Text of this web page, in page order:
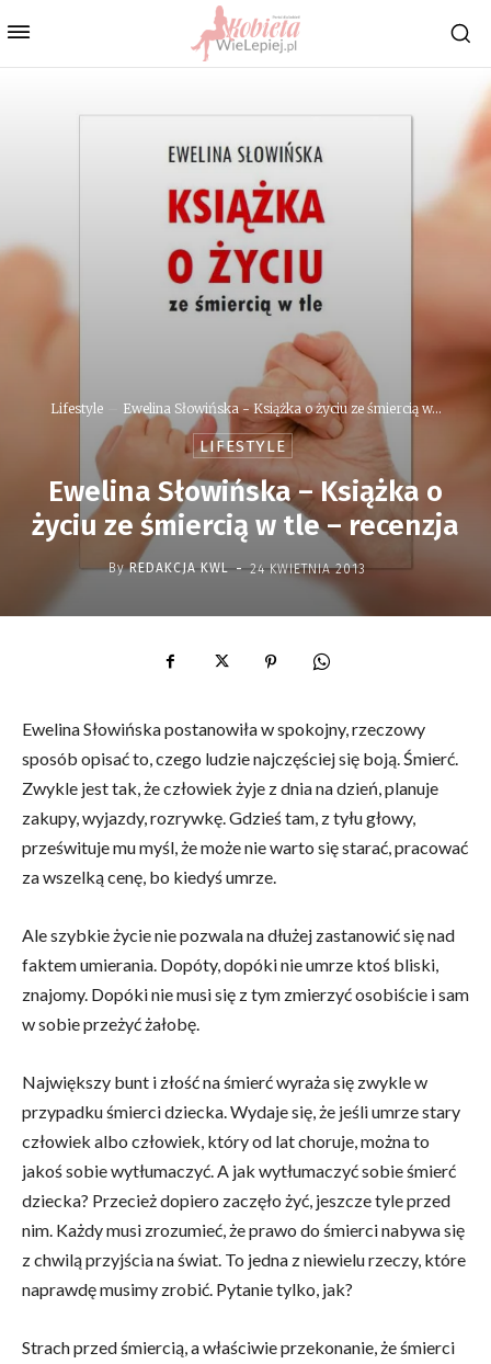
Lifestyle Ewelina Słowińska - Książka o życiu ze śmiercią w...
LIFESTYLE
Ewelina Słowińska – Książka o
życiu ze śmiercią w tle – recenzja
By REDAKCJA KWL - 24 KWIETNIA 2013
Ewelina Słowińska postanowiła w spokojny, rzeczowy
sposób opisać to, czego ludzie najczęściej się boją. Śmierć.
Zwykle jest tak, że człowiek żyje z dnia na dzień, planuje
zakupy, wyjazdy, rozrywkę. Gdzieś tam, z tyłu głowy,
prześwituje mu myśl, że może nie warto się starać, pracować
za wszelką cenę, bo kiedyś umrze.
Ale szybkie życie nie pozwala na dłużej zastanowić się nad
faktem umierania. Dopóty, dopóki nie umrze ktoś bliski,
znajomy. Dopóki nie musi się z tym zmierzyć osobiście i sam
w sobie przeżyć żałobę.
Największy bunt i złość na śmierć wyraża się zwykle w
przypadku śmierci dziecka. Wydaje się, że jeśli umrze stary
człowiek albo człowiek, który od lat choruje, można to
jakoś sobie wytłumaczyć. A jak wytłumaczyć sobie śmierć
dziecka? Przecież dopiero zaczęło żyć, jeszcze tyle przed
nim. Każdy musi zrozumieć, że prawo do śmierci nabywa się
z chwilą przyjścia na świat. To jedna z niewielu rzeczy, które
naprawdę musimy zrobić. Pytanie tylko, jak?
Strach przed śmiercią, a właściwie przekonanie, że śmierci